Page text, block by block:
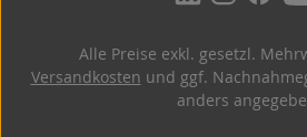
Alle Preise exkl. gesetzl.
Versandkosten und ggf.
anders